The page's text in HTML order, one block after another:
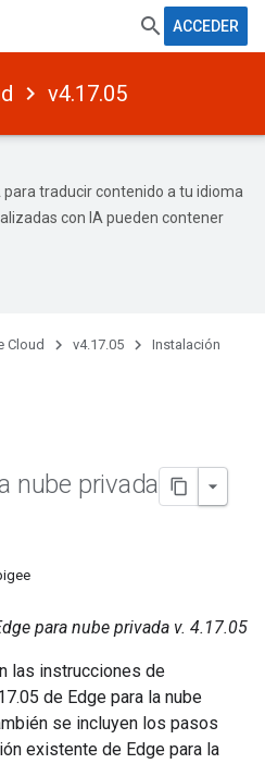
ACCEDER
v4.17.05
traducir contenido a tu idioma
con IA pueden contener
Cloud v4.17.05 Instalación
nube privada
para nube privada v. 4.17.05
las instrucciones de
de Edge para la nube
se incluyen los pasos
existente de Edge para la